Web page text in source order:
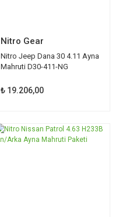
Nitro Gear
Nitro Jeep Dana 30 4.11 Ayna
Mahruti D30-411-NG
₺ 19.206,00